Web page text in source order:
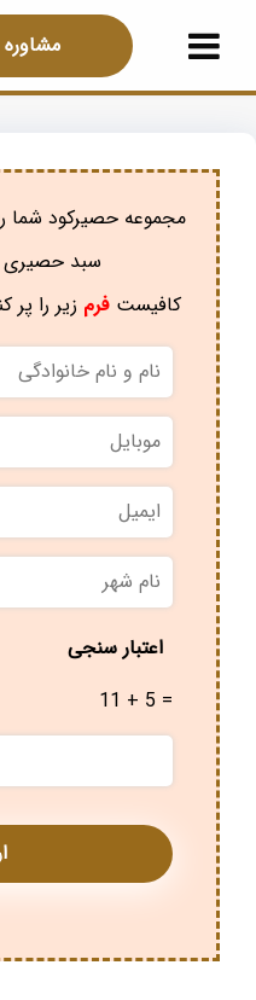
مجموعه حصیرکود شما
سبد حصیری
کافیستفرم زیر را پر
نام
و
نام
خانوادگی
موبایل
ایمیل
نام
شهر *
اعتبار سنجی
11 + 5 =